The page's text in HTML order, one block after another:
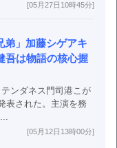
[05月27日10時45分]
弟」加藤シゲアキ
吾は物語の核心握
ンダネス門司港こが
表された。主演を務
[05月12日13時00分]